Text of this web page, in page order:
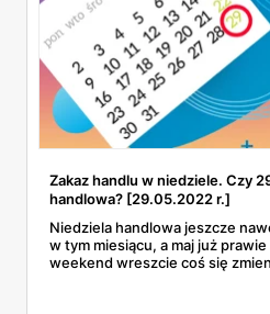
Zakaz handlu w niedziele. Czy
handlowa? [29.05.2022 r.]
Niedziela handlowa jeszcze
w tym miesiącu, a maj już
weekend wreszcie coś się